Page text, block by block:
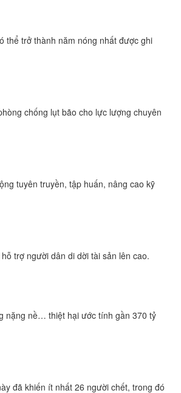
thể trở thành năm nóng nhất được ghi
chống lụt bão cho lực lượng chuyên
tuyên truyền, tập huấn, nâng cao kỹ
trợ người dân di dời tài sản lên cao.
nặng nề… thiệt hại ước tính gần 370 tỷ
đã khiến ít nhất 26 người chết, trong đó